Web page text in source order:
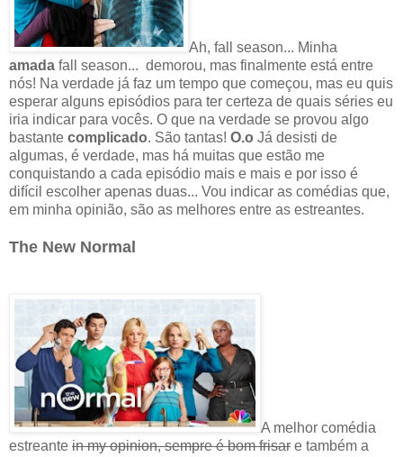
Ah, fall season... Minha
amada fall season... demorou, mas finalmente está entre
nós! Na verdade já faz um tempo que começou, mas eu quis
esperar alguns episódios para ter certeza de quais séries eu
iria indicar para vocês. O que na verdade se provou algo
bastante complicado. São tantas! O.o Já desisti de
algumas, é verdade, mas há muitas que estão me
conquistando a cada episódio mais e mais e por isso é
difícil escolher apenas duas... Vou indicar as comédias que,
em minha opinião, são as melhores entre as estreantes.
The New Normal
A melhor comédia
estreante in my opinion, sempre é bom frisar e também a